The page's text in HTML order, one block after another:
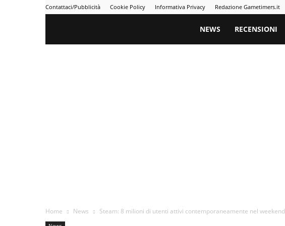
Contattaci/Pubblicità Cookie Policy Informativa Privacy Redazione Gametimers.it
Gametimers
NEWS RECENSIONI
Home News Steam: 8 milioni di utenti attivi contemporaneamente nel weekend